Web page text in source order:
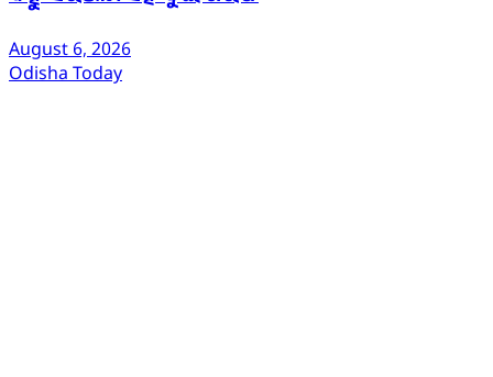
August 6, 2026
Odisha Today